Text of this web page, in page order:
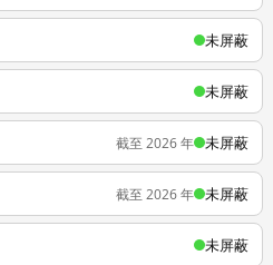
未屏蔽
未屏蔽
截至 2026 年 未屏蔽
截至 2026 年 未屏蔽
未屏蔽